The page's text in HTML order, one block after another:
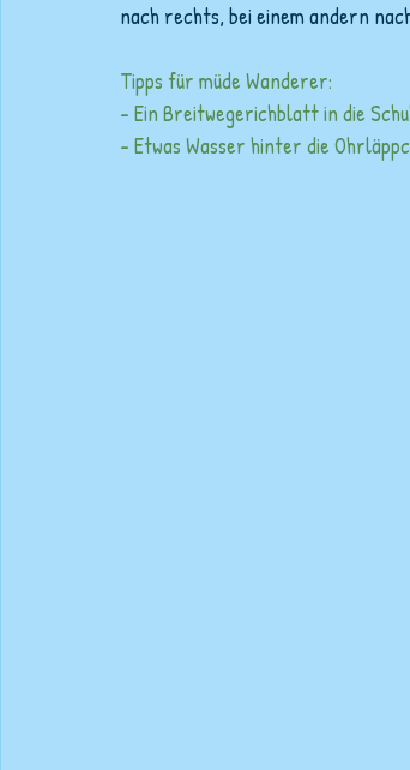
nach rechts, bei einem andern
Tipps für müde Wanderer:
- Ein Breitwegerichblatt in die
- Etwas Wasser hinter die